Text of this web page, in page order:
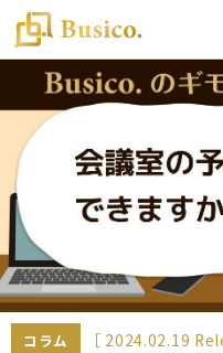
トップ
Busico.について
オフィス
Busico.銀座
料金・サービス
お知らせ
コラム ［ 2024.02.19